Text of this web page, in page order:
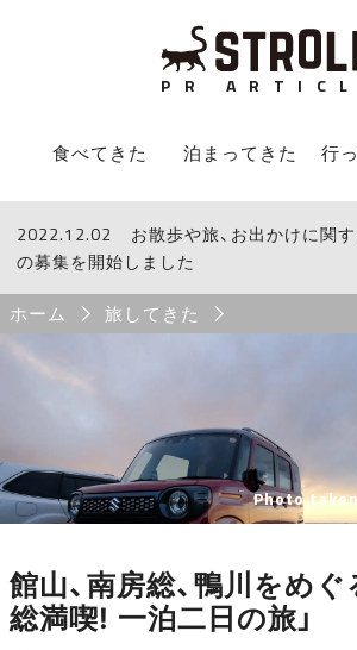
P R A R T I C L
STROLL Menu
食べてきた 泊まってきた 行
STROLLからのお知らせ
2022.12.02
お散歩や旅、お出かけに関
の募集を開始しました
Breadcrumb
ホーム 旅してきた
Photo
館山、南房総、鴨川をめぐ
総満喫! 一泊二日の旅」